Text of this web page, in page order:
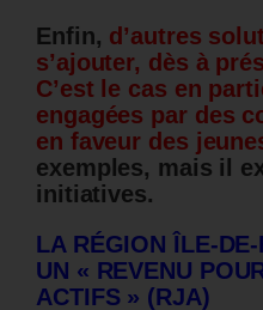
Enfin, d’autres
s’ajouter, dès à
C’est le cas en
engagées par des
en faveur des
exemples, mais il
initiatives.
LA RÉGION ÎLE-
UN « REVENU
ACTIFS » (RJA)